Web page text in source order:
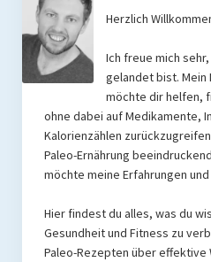
Herzlich
Ich freue mich
gelandet bist. Mein
möchte dir helfen,
ohne dabei auf Medikamente,
Kalorienzählen
Paleo-Ernährung
möchte meine Erfahrungen
Hier findest du alles, was du
Gesundheit und Fitness zu
Paleo-Rezepten über effektive